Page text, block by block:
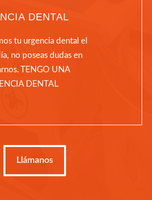
DENTAL
tu urgencia dental el
no poseas dudas en
TENGO UNA
DENTAL
Llámanos